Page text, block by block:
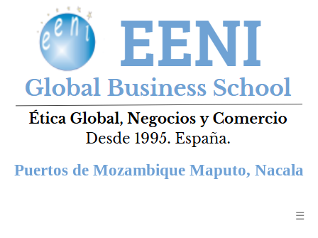
Puertos de Mozambique Maputo, Nacala
☰